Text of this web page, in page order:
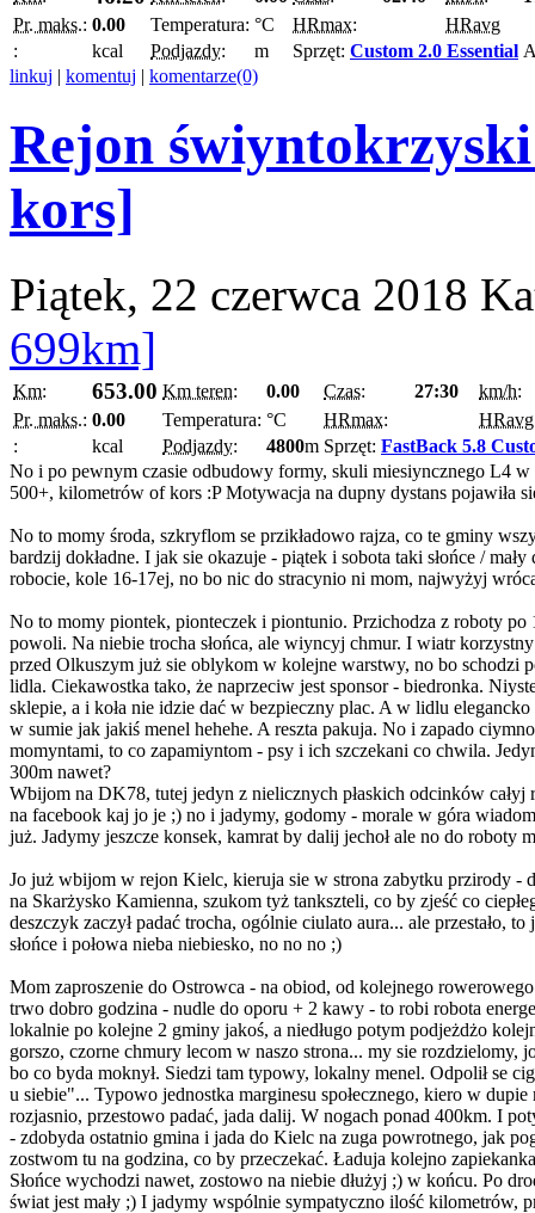
Pr. maks.: 0.00 Temperatura: °C HRmax:
HRavg
:
kcal Podjazdy: m Sprzęt: Custom 2.0 Essential
linkuj | komentuj | komentarze(0)
Rejon
kors]
Piątek, 22 czerwca 2018
699km]
Km: 653.00 Km teren: 0.00 Czas: 27:30
km/h:
Pr. maks.: 0.00 Temperatura: °C HRmax:
HRavg
:
kcal Podjazdy: 4800m Sprzęt: FastBack 5.8
No i po pewnym czasie odbudowy formy, skuli miesiyncznego L4
500+, kilometrów of kors :P Motywacja na dupny dystans
No to momy środa, szkryflom se przikładowo rajza, co te gminy
bardzij dokładne. I jak sie okazuje - piątek i sobota taki słońce /
robocie, kole 16-17ej, no bo nic do stracynio ni mom, najwyżyj
No to momy piontek, pionteczek i piontunio. Przichodza z roboty
powoli. Na niebie trocha słońca, ale wiyncyj chmur. I wiatr
przed Olkuszym już sie oblykom w kolejne warstwy, no bo schodzi
lidla. Ciekawostka tako, że naprzeciw jest sponsor - biedronka.
sklepie, a i koła nie idzie dać w bezpieczny plac. A w lidlu
w sumie jak jakiś menel hehehe. A reszta pakuja. No i zapado
momyntami, to co zapamiyntom - psy i ich szczekani co chwila.
300m nawet?
Wbijom na DK78, tutej jedyn z nielicznych płaskich odcinków całyj
na facebook kaj jo je ;) no i jadymy, godomy - morale w góra
już. Jadymy jeszcze konsek, kamrat by dalij jechoł ale no do roboty
Jo już wbijom w rejon Kielc, kieruja sie w strona zabytku przirody -
na Skarżysko Kamienna, szukom tyż tankszteli, co by zjeść co
deszczyk zaczył padać trocha, ogólnie ciulato aura... ale przestało,
słońce i połowa nieba niebiesko, no no no ;)
Mom zaproszenie do Ostrowca - na obiod, od kolejnego
trwo dobro godzina - nudle do oporu + 2 kawy - to robi robota
lokalnie po kolejne 2 gminy jakoś, a niedługo potym podjeżdżo
gorszo, czorne chmury lecom w naszo strona... my sie rozdzielomy,
bo co byda moknył. Siedzi tam typowy, lokalny menel. Odpolił se
u siebie"... Typowo jednostka marginesu społecznego, kiero w
rozjasnio, przestowo padać, jada dalij. W nogach ponad 400km. I
- zdobyda ostatnio gmina i jada do Kielc na zuga powrotnego, jak
zostwom tu na godzina, co by przeczekać. Ładuja kolejno
Słońce wychodzi nawet, zostowo na niebie dłużyj ;) w końcu. Po
świat jest mały ;) I jadymy wspólnie sympatyczno ilość kilometrów,